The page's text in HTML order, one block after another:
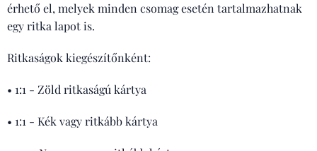
érhető el, melyek minden csomag esetén tartalmazhatnak
egy ritka lapot is.
Ritkaságok kiegészítőnként:
• 1:1 - Zöld ritkaságú kártya
• 1:1 - Kék vagy ritkább kártya